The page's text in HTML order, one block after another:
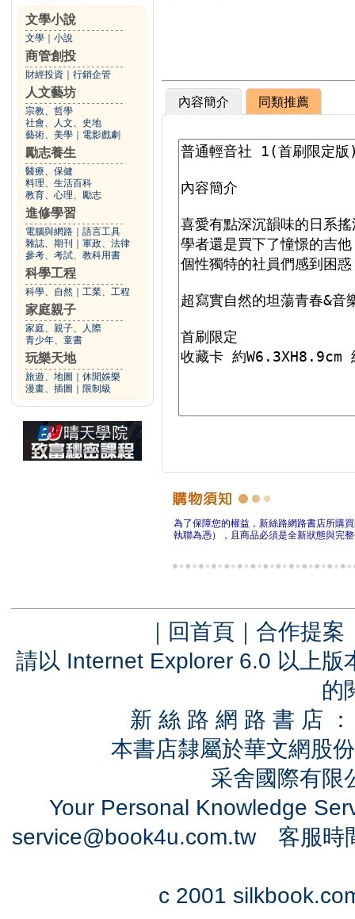
文學小說
文學 小說
商管創投
財經投資 行銷企管
人文藝坊
宗教、哲學
社會、人文、史地
藝術、美學
電影戲劇
勵志養生
醫療、保健
料理、生活百科
教育、心理、勵志
進修學習
電腦與網路
語言工具
雜誌、期刊
軍政、法律
參考、考試、教科用書
科學工程
科學、自然 工業、工程
家庭親子
家庭、親子、人際
青少年、童書
玩樂天地
旅遊、地圖
休閒娛樂
漫畫、插圖
限制級
內容簡介 同類推薦
為了保障您的權益，新絲路網路書店所購
執聯為憑），且商品必須是全新狀態與完
｜ 回首頁 ｜ 合作提案
請以 Internet Explorer 6.0 以上
的
新 絲 路 網 路 書 店
本書店隸屬於華文網股
采舍國際有
Your Personal Knowledge
service@book4u.com.tw客服時
c 2001